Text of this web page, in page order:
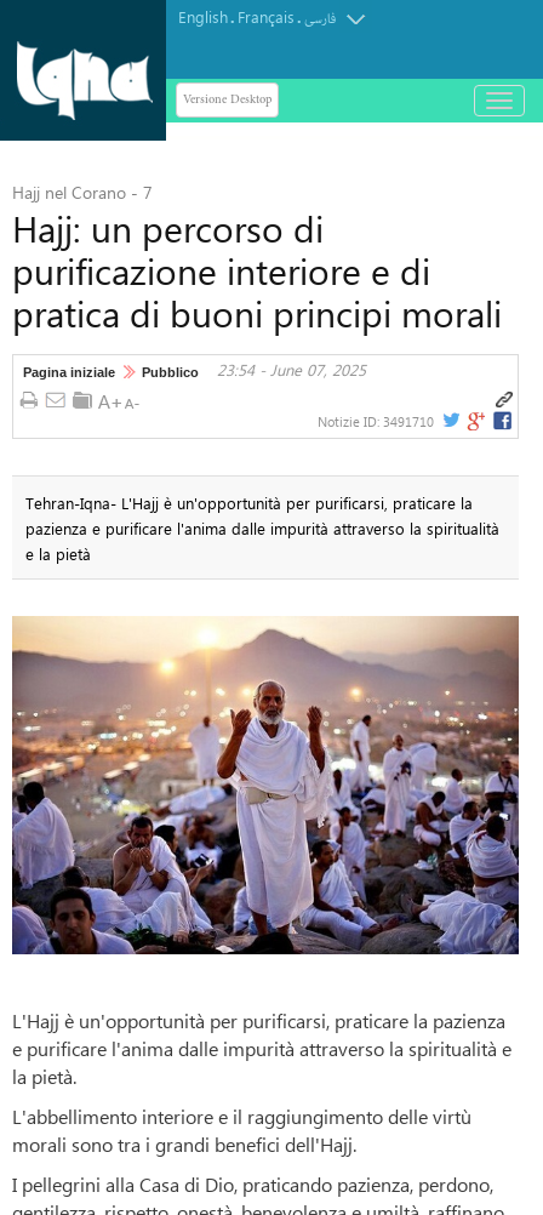
English. Français.فارسی
Versione Desktop
باز
و
Hajj nel Corano - 7
Hajj: un percorso di
purificazione interiore e di
pratica di buoni principi morali
Pagina iniziale Pubblico 23:54 - June 07, 2025
Notizie ID: 3491710
Tehran-Iqna- L'Hajj è un'opportunità per purificarsi, praticare la
pazienza e purificare l'anima dalle impurità attraverso la spiritualità
e la pietà
L'Hajj è un'opportunità per purificarsi, praticare la pazienza
e purificare l'anima dalle impurità attraverso la spiritualità e
la pietà.
L'abbellimento interiore e il raggiungimento delle virtù
morali sono tra i grandi benefici dell'Hajj.
I pellegrini alla Casa di Dio, praticando pazienza, perdono,